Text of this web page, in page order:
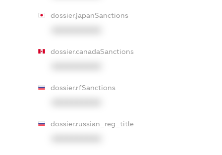
dossier.japanSanctions
dossier.canadaSanctions
dossier.rfSanctions
dossier.russian_reg_title